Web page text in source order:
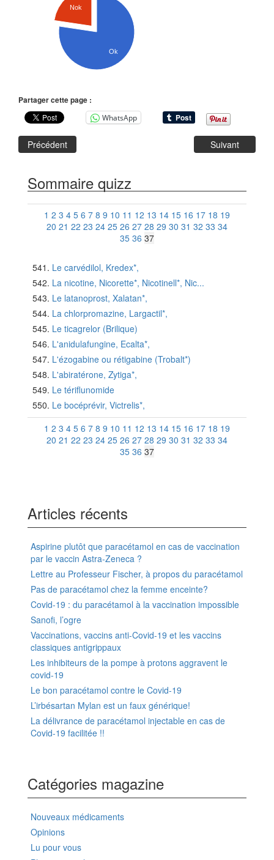
Nok
Ok
Partager cette page :
WhatsApp
Précédent Suivant
Sommaire quizz
1 2 3 4 5 6 7 8 9 10 11 12 13 14 15 16 17 18 19
20 21 22 23 24 25 26 27 28 29 30 31 32 33 34
35 36 37
Le carvédilol, Kredex*,
La nicotine, Nicorette*, Nicotinell*, Nic...
Le latanoprost, Xalatan*,
La chlorpromazine, Largactil*,
Le ticagrelor (Brilique)
L'anidulafungine, Ecalta*,
L'ézogabine ou rétigabine (Trobalt*)
L'abiratérone, Zytiga*,
Le tériflunomide
Le bocéprévir, Victrelis*,
1 2 3 4 5 6 7 8 9 10 11 12 13 14 15 16 17 18 19
20 21 22 23 24 25 26 27 28 29 30 31 32 33 34
35 36 37
Articles récents
Aspirine plutôt que paracétamol en cas de vaccination
par le vaccin Astra-Zeneca ?
Lettre au Professeur Fischer, à propos du paracétamol
Pas de paracétamol chez la femme enceinte?
Covid-19 : du paracétamol à la vaccination impossible
Sanofi, l’ogre
Vaccinations, vaccins anti-Covid-19 et les vaccins
classiques antigrippaux
Les inhibiteurs de la pompe à protons aggravent le
covid-19
Le bon paracétamol contre le Covid-19
L’irbésartan Mylan est un faux générique!
La délivrance de paracétamol injectable en cas de
Covid-19 facilitée !!
Catégories magazine
Nouveaux médicaments
Opinions
Lu pour vous